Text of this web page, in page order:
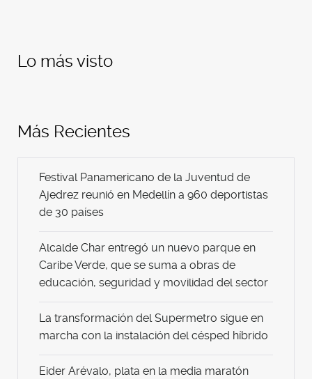
Lo más visto
Más Recientes
Festival Panamericano de la Juventud de
Ajedrez reunió en Medellín a 960 deportistas
de 30 países
Alcalde Char entregó un nuevo parque en
Caribe Verde, que se suma a obras de
educación, seguridad y movilidad del sector
La transformación del Supermetro sigue en
marcha con la instalación del césped híbrido
Eider Arévalo, plata en la media maratón